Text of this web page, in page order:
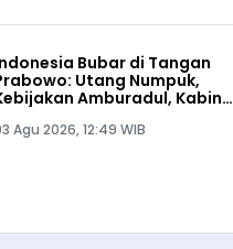
Bubar di Tangan
Utang Numpuk,
Amburadul, Kabinet
Agu 2026, 12:49 WIB